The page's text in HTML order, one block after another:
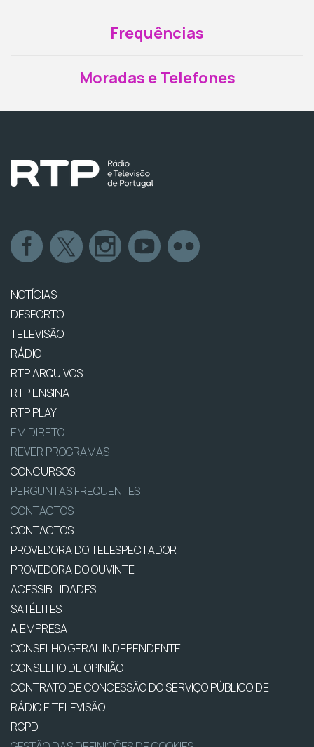
Frequências
Moradas e Telefones
NOTÍCIAS
DESPORTO
TELEVISÃO
RÁDIO
RTP ARQUIVOS
RTP ENSINA
RTP PLAY
EM DIRETO
REVER PROGRAMAS
CONCURSOS
PERGUNTAS FREQUENTES
CONTACTOS
CONTACTOS
PROVEDORA DO TELESPECTADOR
PROVEDORA DO OUVINTE
ACESSIBILIDADES
SATÉLITES
A EMPRESA
CONSELHO GERAL INDEPENDENTE
CONSELHO DE OPINIÃO
CONTRATO DE CONCESSÃO DO SERVIÇO PÚBLICO DE
RÁDIO E TELEVISÃO
RGPD